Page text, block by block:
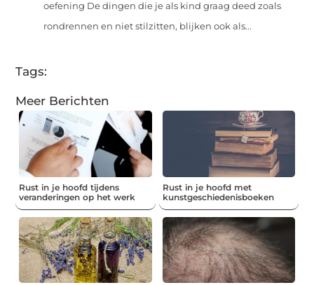
oefening De dingen die je als kind graag deed zoals
rondrennen en niet stilzitten, blijken ook als...
Tags:
Meer Berichten
Rust in je hoofd tijdens
veranderingen op het werk
Rust in je hoofd met
kunstgeschiedenisboeken